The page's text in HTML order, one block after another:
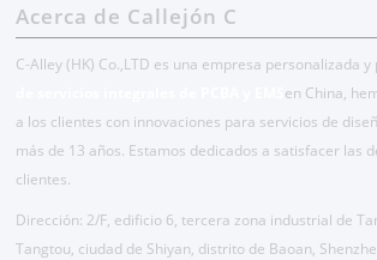
Acerca de Callejón C
C-Alley (HK) Co.,LTD es una empresa personalizada
en China,
a los clientes con innovaciones para servicios de
más de 13 años. Estamos dedicados a satisfacer las
clientes.
Dirección: 2/F, edificio 6, tercera zona industrial de
Tangtou, ciudad de Shiyan, distrito de Baoan,